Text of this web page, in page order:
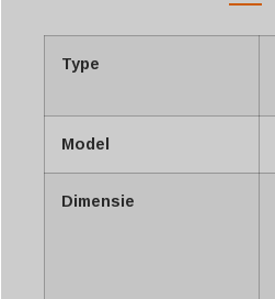
Type
Model
Dimensie